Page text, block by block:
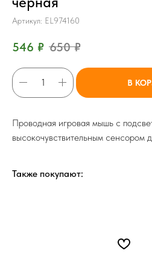
Артикул: EL974160
546 ₽ 650 ₽
В
Проводная игровая мышь с
высокочувствительным сенсором
Также покупают: